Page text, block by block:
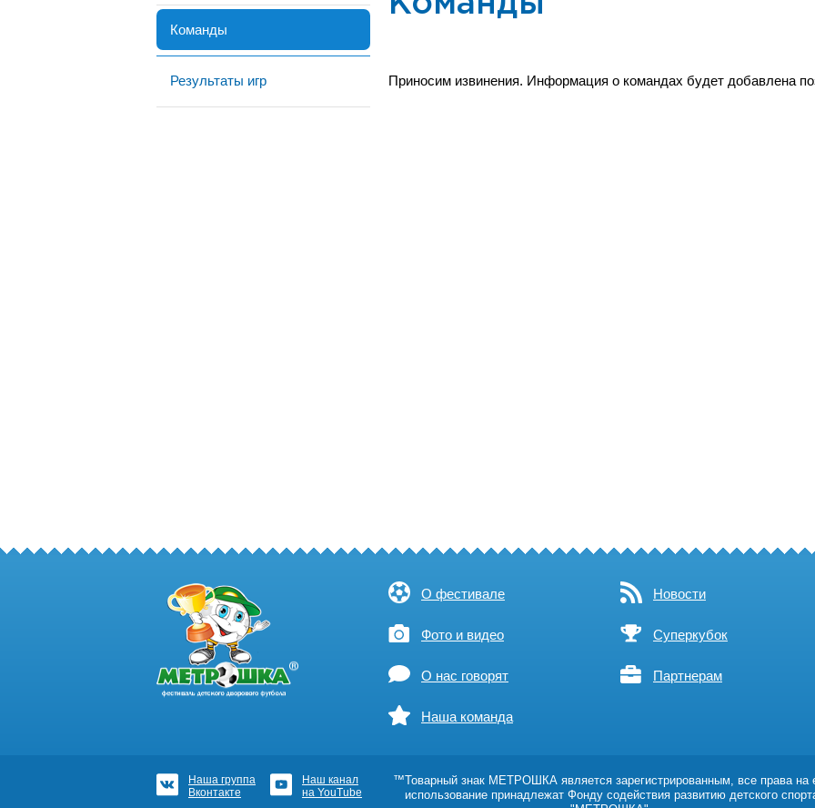
Команды
Результаты игр Приносим извинения. Информация о командах будет добавлена
О фестивале Новости
Фото и видео Суперкубок
О нас говорят Партнерам
Наша команда
Наша группа
Вконтакте
Наш канал
на YouTube
™Товарный знак МЕТРОШКА является зарегистрированным, все права на
использование принадлежат Фонду содействия развитию детского